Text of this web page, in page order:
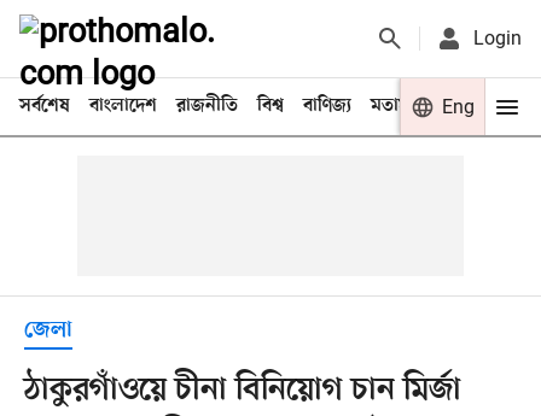
Login
সর্বশেষ বাংলাদেশ রাজনীতি বিশ্ব বাণিজ্য মতামত খেলা
Eng
জেলা
ঠাকুরগাঁওয়ে চীনা বিনিয়োগ চান মির্জা